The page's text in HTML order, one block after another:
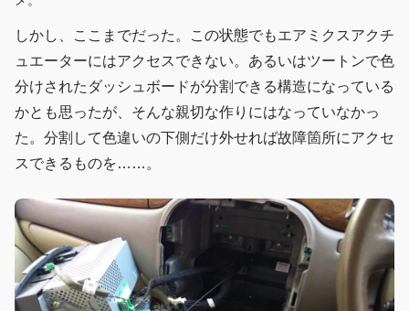
しかし、ここまでだった。この状態でもエアミクスアクチ
ュエーターにはアクセスできない。あるいはツートンで色
分けされたダッシュボードが分割できる構造になっている
かとも思ったが、そんな親切な作りにはなっていなかっ
た。分割して色違いの下側だけ外せれば故障箇所にアクセ
スできるものを……。